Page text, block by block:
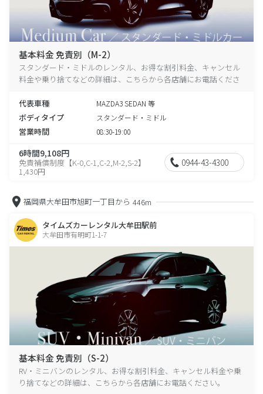
基本料金 免責別（M-2）
スタンダード・ミドルのレンタル、お得な割引料金、キャンセル
料金や乗り捨てなどの詳細は、こちらから各店舗にお電話くださ
代表車種
MAZDA3 SEDAN 等
ボディタイプ スタンダード・ミドル
営業時間 08:30-19:00
6時間9,108円
免責補償制度【K-0,C-1,C-2,M-2,S-2】
1,430円
0944-43-4300
福岡県大牟田市旭町一丁目から 446m
タイムズカーレンタル大牟田駅前
大牟田市有明町1-1-7
基本料金 免責別（S-2）
RV・ミニバンのレンタル、お得な割引料金、キャンセル料金や乗
り捨てなどの詳細は、こちらから各店舗にお電話ください。